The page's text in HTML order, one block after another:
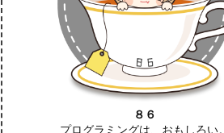
８６
プログラミングは、おもしろい。